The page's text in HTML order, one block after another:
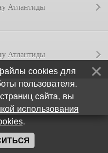
Атлантиды
Атлантиды
cookies для
пользователя.
сайта, вы
использования
.